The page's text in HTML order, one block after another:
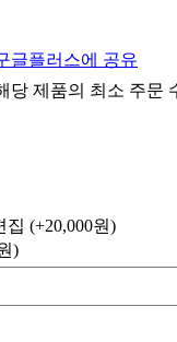
당 제품의 최소 주문
집 (+20,000원)
)